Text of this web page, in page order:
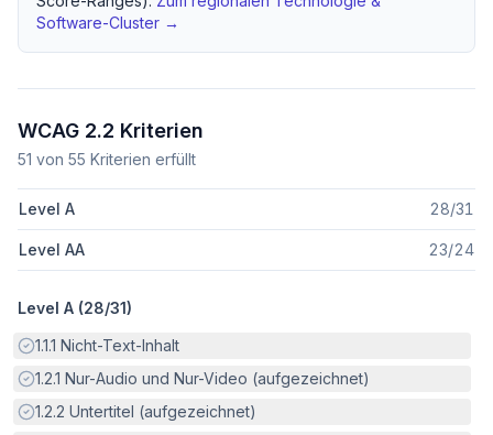
Software-Cluster →
WCAG 2.2 Kriterien
51 von 55 Kriterien erfüllt
Level A 28/31
Level AA 23/24
Level A (28/31)
Erfüllt:
1.1.1 Nicht-Text-Inhalt
Erfüllt:
1.2.1 Nur-Audio und Nur-Video (aufgezeichnet)
Erfüllt:
1.2.2 Untertitel (aufgezeichnet)